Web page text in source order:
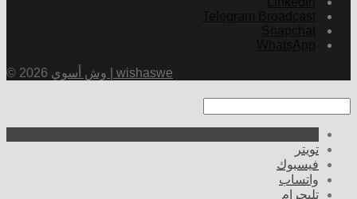
© 2026 وش أسوي | wishaswe
تويتر
فيسبوك
واتساب
تليجرام